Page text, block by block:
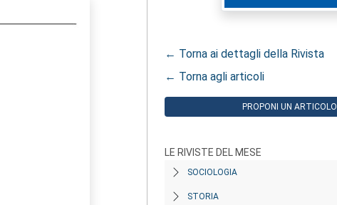
← Torna ai dettagli della Rivista
← Torna agli articoli
PROPONI UN ARTICOLO
LE RIVISTE DEL MESE
SOCIOLOGIA
STORIA